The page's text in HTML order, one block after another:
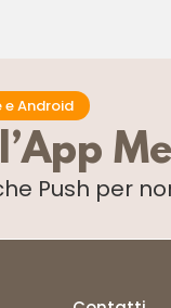
e Android
Push per